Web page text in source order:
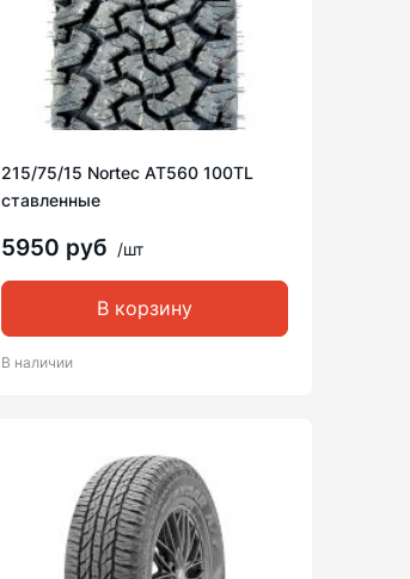
215/75/15 Nortec AT560 100TL
ставленные
5950 руб /шт
В корзину
В наличии